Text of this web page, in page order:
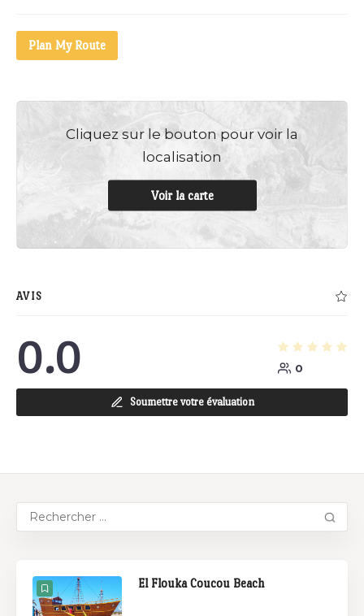
Plan My Route
Cliquez sur le bouton pour voir la
localisation
Voir la carte
AVIS
0.0 0
Soumettre votre évaluation
El Flouka Coucou Beach